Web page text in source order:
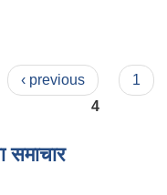
‹ previous 1
4
समाचार